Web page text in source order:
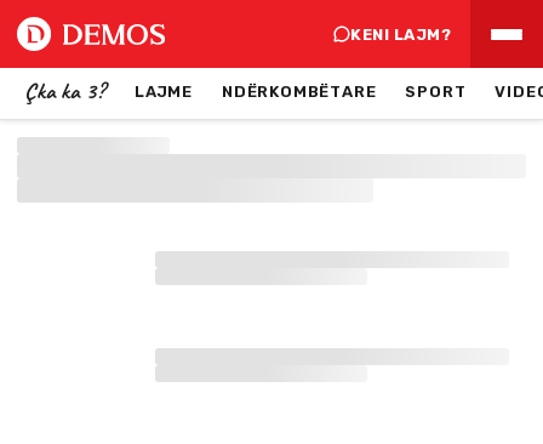
KENI LAJM?
Çka ka 3? LAJME NDËRKOMBËTARE SPORT